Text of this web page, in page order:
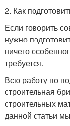
2. Как
Если говорить
нужно
ничего
требуется.
Всю работу по
строительная
строительных
данной статьи